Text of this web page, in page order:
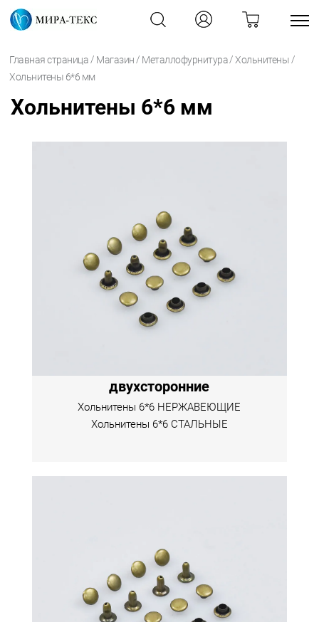
Главная страница / Магазин / Металлофурнитура /Хольнитены /
Хольнитены 6*6 мм
Хольнитены 6*6 мм
двухсторонние
Хольнитены 6*6 НЕРЖАВЕЮЩИЕ
Хольнитены 6*6 СТАЛЬНЫЕ